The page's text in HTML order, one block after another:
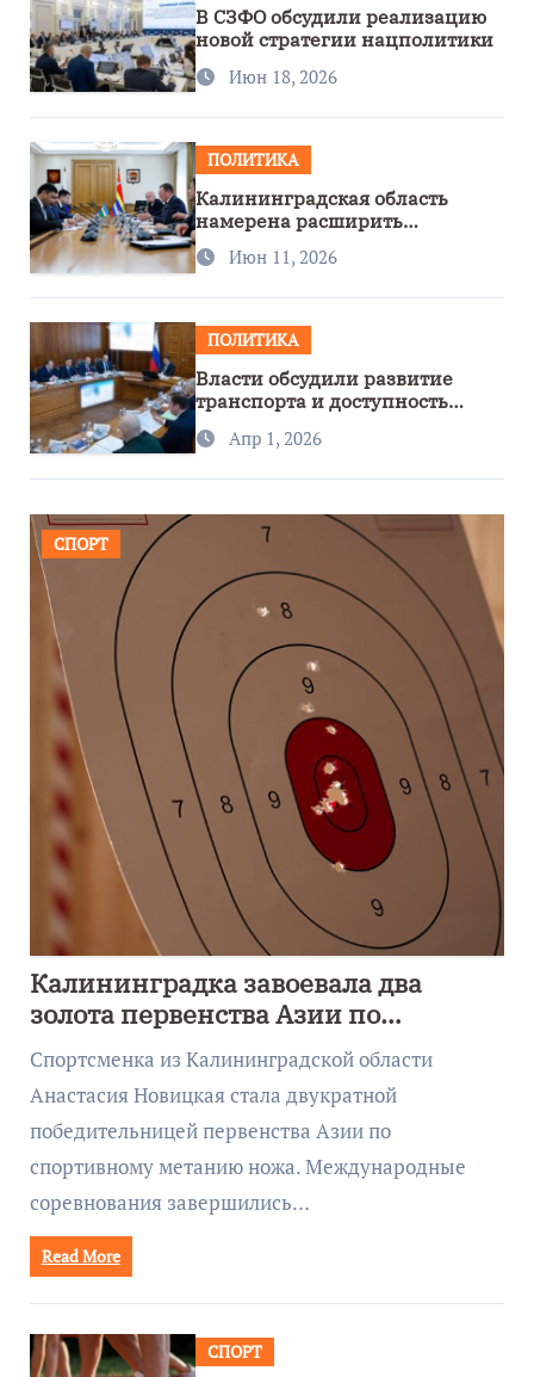
В СЗФО обсудили реализацию
новой стратегии нацполитики
Июн 18, 2026
ПОЛИТИКА
Калининградская область
намерена расширить
сотрудничество с Узбекистаном
Июн 11, 2026
ПОЛИТИКА
Власти обсудили развитие
транспорта и доступность
региона
Апр 1, 2026
СПОРТ
Калининградка завоевала два
золота первенства Азии по
метанию ножа
Спортсменка из Калининградской области
Анастасия Новицкая стала двукратной
победительницей первенства Азии по
спортивному метанию ножа. Международные
соревнования завершились…
Read More
СПОРТ